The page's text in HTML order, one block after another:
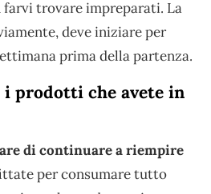
farvi trovare impreparati. La
deve iniziare per
prima della partenza.
prodotti che avete in
di continuare a riempire
per consumare tutto